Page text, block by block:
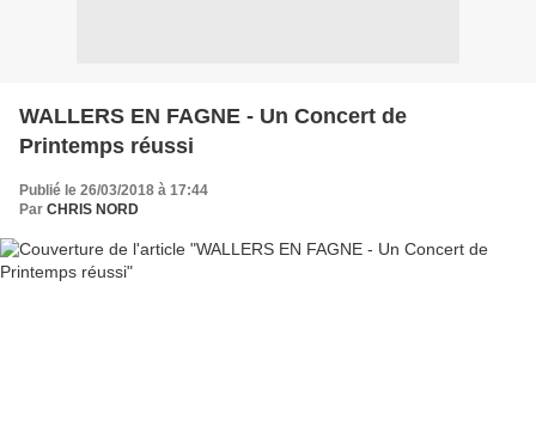
WALLERS EN FAGNE - Un Concert de
Printemps réussi
Publié le 26/03/2018 à 17:44
Par CHRIS NORD